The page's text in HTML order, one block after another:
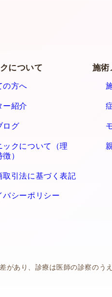
について
の方へ
ー紹介
ログ
ックについて（理
）
取引法に基づく表記
バシーポリシー
施術
あり、診療は医師の診察のう